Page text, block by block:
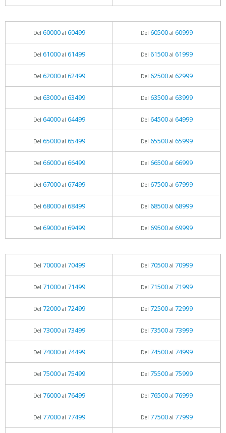
Del 60000al 60499 Del 60500al 60999
Del 61000al 61499 Del 61500al 61999
Del 62000al 62499 Del 62500al 62999
Del 63000al 63499 Del 63500al 63999
Del 64000al 64499 Del 64500al 64999
Del 65000al 65499 Del 65500al 65999
Del 66000al 66499 Del 66500al 66999
Del 67000al 67499 Del 67500al 67999
Del 68000al 68499 Del 68500al 68999
Del 69000al 69499 Del 69500al 69999
Del 70000al 70499 Del 70500al 70999
Del 71000al 71499 Del 71500al 71999
Del 72000al 72499 Del 72500al 72999
Del 73000al 73499 Del 73500al 73999
Del 74000al 74499 Del 74500al 74999
Del 75000al 75499 Del 75500al 75999
Del 76000al 76499 Del 76500al 76999
Del 77000al 77499 Del 77500al 77999